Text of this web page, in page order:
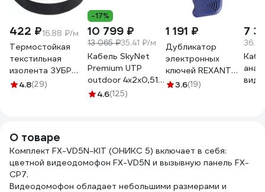
422 ₽16.88 ₽/м
Термостойкая
текстильная
изолента ЗУБР
Авто-Жгут 19 мм х
4.8(29)
-17%
10 799 ₽
13 065 ₽35.41 ₽/м
Кабель SkyNet
Premium UTP
outdoor 4x2x0,51,
медный, FLUKE
4.6(125)
1 191 ₽
Дубликатор
электронных
ключей REXANT
125KHz формат
3.6(19)
7
О товаре
Комплект FX-VD5N-KIT (ОНИКС 5) включает в себя:
цветной видеодомофон FX-VD5N и вызывную панель FX-
CP7.
Видеодомофон обладает небольшими размерами и